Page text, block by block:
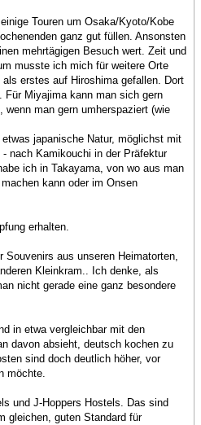
Touren um Osaka/Kyoto/Kobe
ganz gut füllen. Ansonsten
mehrtägigen Besuch wert. Zeit und
musste ich mich für weitere Orte
erstes auf Hiroshima gefallen. Dort
Für Miyajima kann man sich gern
wenn man gern umherspaziert (wie
japanische Natur, möglichst mit
nach Kamikouchi in der Präfektur
ich in Takayama, von wo aus man
kann oder im Onsen
erhalten.
aus unseren Heimatorten,
Kleinkram.. Ich denke, als
nicht gerade eine ganz besondere
in etwa vergleichbar mit den
davon absieht, deutsch kochen zu
sind doch deutlich höher, vor
möchte.
und J-Hoppers Hostels. Das sind
gleichen, guten Standard für